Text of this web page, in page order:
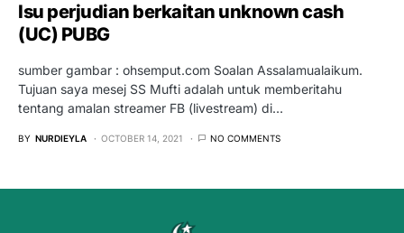
Isu perjudian berkaitan unknown cash
(UC) PUBG
sumber gambar : ohsemput.com Soalan Assalamualaikum.
Tujuan saya mesej SS Mufti adalah untuk memberitahu
tentang amalan streamer FB (livestream) di…
BY NURDIEYLA OCTOBER 14, 2021 NO COMMENTS